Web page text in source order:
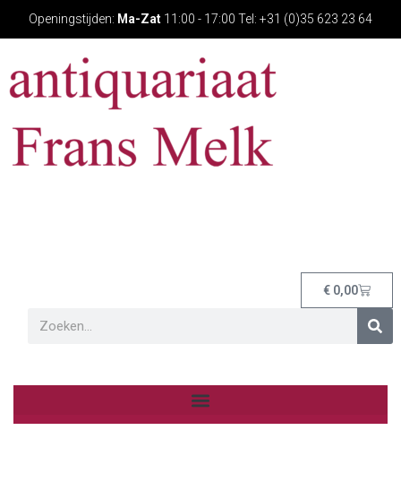
Openingstijden: Ma-Zat 11:00 - 17:00 Tel: +31 (0)35 623 23 64
€ 0,00